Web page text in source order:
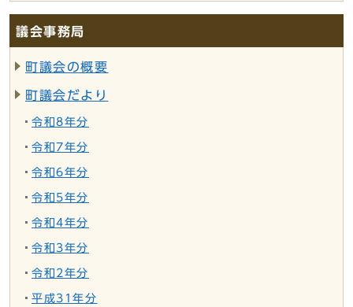
議会事務局
町議会の概要
町議会だより
令和8年分
令和7年分
令和6年分
令和5年分
令和4年分
令和3年分
令和2年分
平成31年分